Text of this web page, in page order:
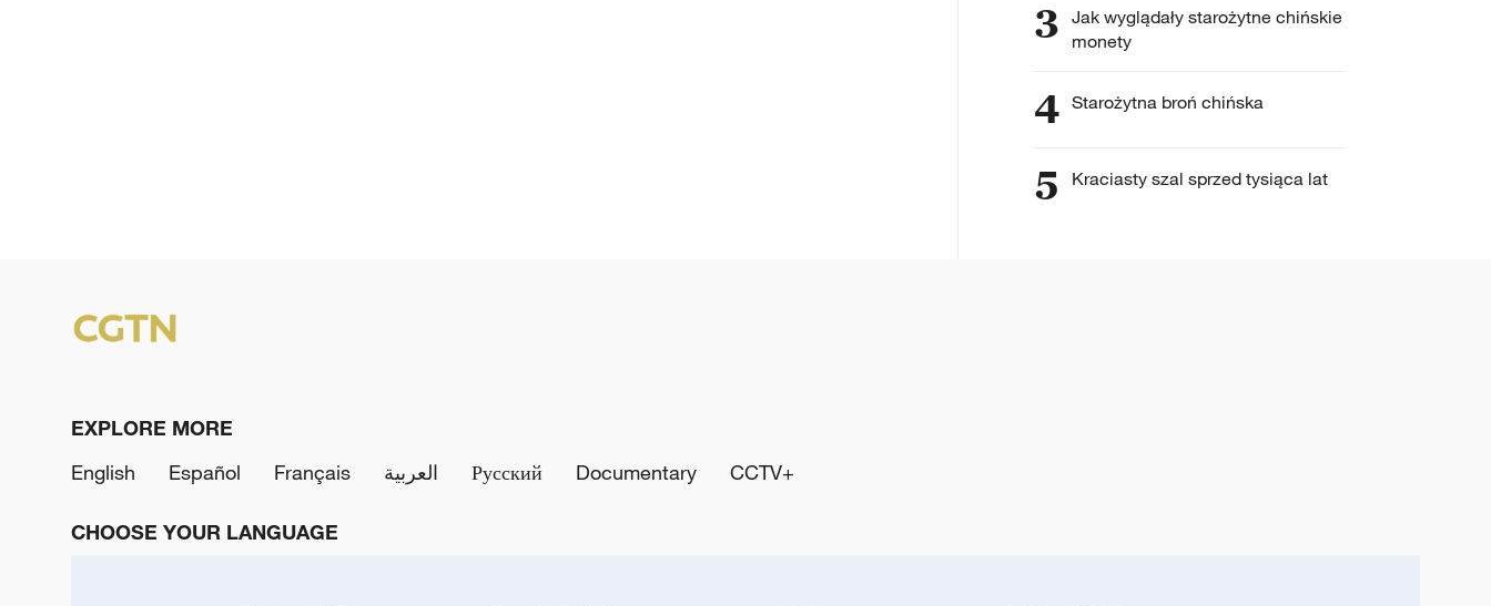
3 Jak wyglądały starożytne chińskie
monety
4 Starożytna broń chińska
5 Kraciasty szal sprzed tysiąca lat
EXPLORE MORE
English
Español Français العربية Русский Documentary CCTV+
CHOOSE YOUR LANGUAGE